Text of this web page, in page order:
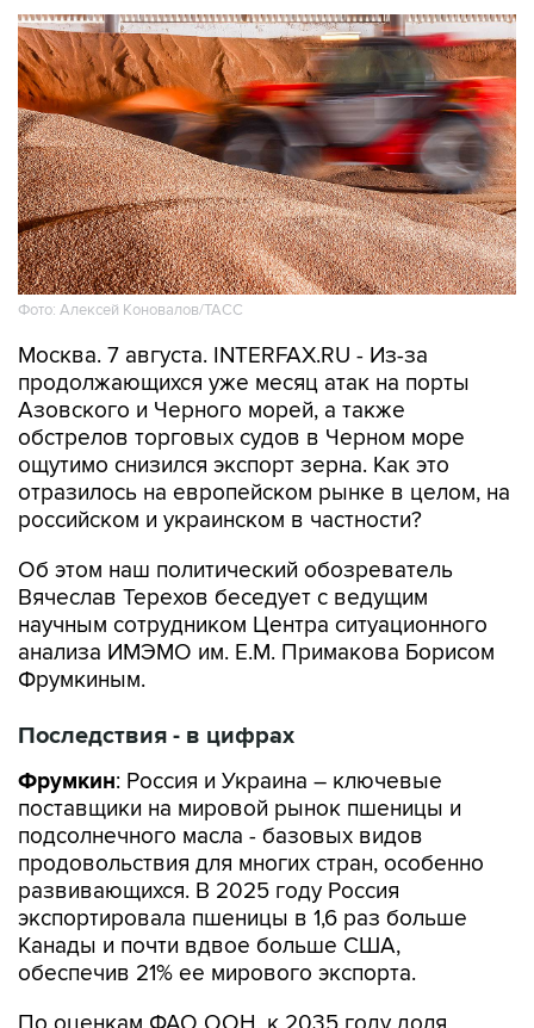
Фото: Алексей Коновалов/ТАСС
Москва. 7 августа. INTERFAX.RU - Из-за
продолжающихся уже месяц атак на порты
Азовского и Черного морей, а также
обстрелов торговых судов в Черном море
ощутимо снизился экспорт зерна. Как это
отразилось на европейском рынке в целом, на
российском и украинском в частности?
Об этом наш политический обозреватель
Вячеслав Терехов беседует с ведущим
научным сотрудником Центра ситуационного
анализа ИМЭМО им. Е.М. Примакова Борисом
Фрумкиным.
Последствия - в цифрах
Фрумкин: Россия и Украина – ключевые
поставщики на мировой рынок пшеницы и
подсолнечного масла - базовых видов
продовольствия для многих стран, особенно
развивающихся. В 2025 году Россия
экспортировала пшеницы в 1,6 раз больше
Канады и почти вдвое больше США,
обеспечив 21% ее мирового экспорта.